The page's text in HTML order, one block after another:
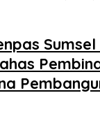
Sumsel